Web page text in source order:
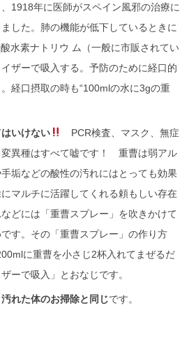
1918年に医師がスペイン風邪の治療に
した。肺の機能が低下しているときに
水素ナトリウ ム（一般に市販されてい
ザーで吸入する。予防のために経口的
経口摂取の時も“100mlの水に3gの重
いけない
PCR検査、マスク、無症
異種はすべて嘘です！ 重曹は弱アル
垢などの酸性の汚れにはとっても効果
マルチに活躍してくれる頼もしい存在
どには「重曹スプレー」を吹きかけて
す。その「重曹スプレー」の作り方
に重曹を小さじ2杯入れてまぜるだ
ーで吸入」とおなじです。
れた体のお掃除と同じです。